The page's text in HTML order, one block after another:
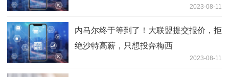
2023-08-11
内马尔终于等到了！大联盟提交报价，拒
绝沙特高薪，只想投奔梅西
2023-08-11